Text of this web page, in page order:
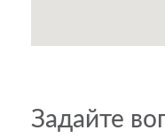
Задайте